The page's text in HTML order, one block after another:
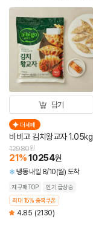
담기
더세페
비비고 김치왕교자 1.05kg
21%10254원
12980원
냉동 내일 8/10(월) 도착
재구매TOP
인기 급상승
최대 15% 중복쿠폰
4.85 (2130)